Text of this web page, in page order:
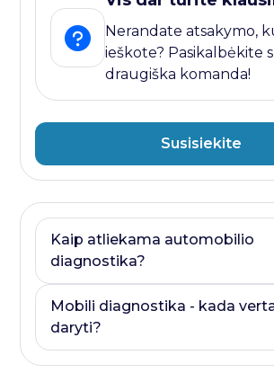
Nerandate atsakymo,
ieškote? Pasikalbėkite
draugiška komanda!
Susisiekite
Kaip atliekama automobilio
diagnostika?
Ji visada prasideda nuo
diagnostikos ir baigiasi
Mobili diagnostika - kada
daryti?